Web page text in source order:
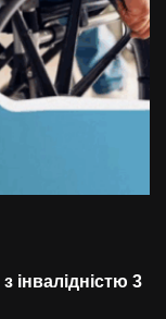
інвалідністю 3